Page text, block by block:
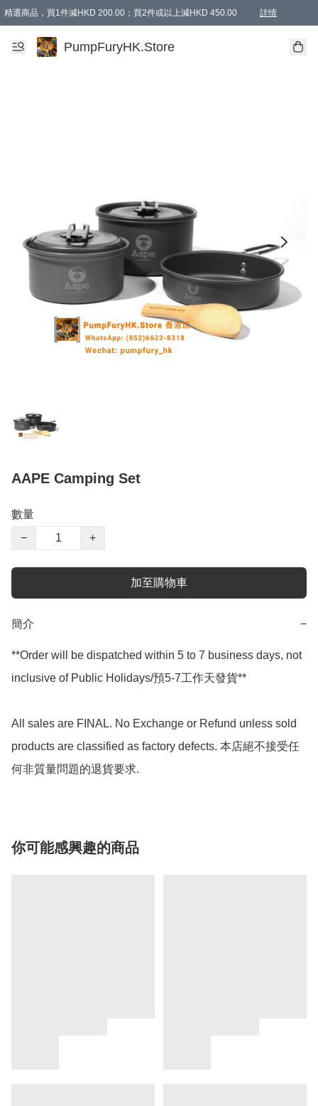
精選商品，買1件減HKD 200.00；買2件或以上減HKD 450.00 詳情
AAPE商品,會員專享9折或以上（按會員等級）AAPE products, members can
精選商品，任選買2件或以上減HKD 100.00
購物滿 HKD 800.00即享免運費優惠！（適用於 特定的送貨方式 )
PumpFuryHK.Store
AAPE Camping Set
數量
−
+
加至購物車
簡介 −
**Order will be dispatched within 5 to 7 business days, not
inclusive of Public Holidays/預5-7工作天發貨**
All sales are FINAL. No Exchange or Refund unless sold
products are classified as factory defects. 本店絕不接受任
何非質量問題的退貨要求.
你可能感興趣的商品